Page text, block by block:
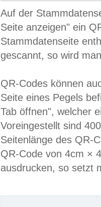
Auf der
Seite anzeigen" ein
Stammdatenseite
gescannt, so wird
QR-Codes können
Seite eines Pegels
Tab öffnen", welcher
Voreingestellt sind
Seitenlänge des QR-
QR-Code von 4cm ×
ausdrucken, so setzt